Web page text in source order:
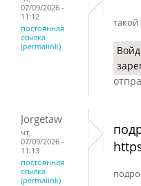
07/09/2026 -
11:12
постоянная
ссылка
(permalink)
такой
Jorgetaw
чт,
07/09/2026 -
11:13
постоянная
ссылка
(permalink)